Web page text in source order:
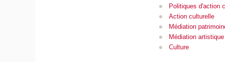
Politiques d'action
Action culturelle
Médiation
Médiation artistique
Culture